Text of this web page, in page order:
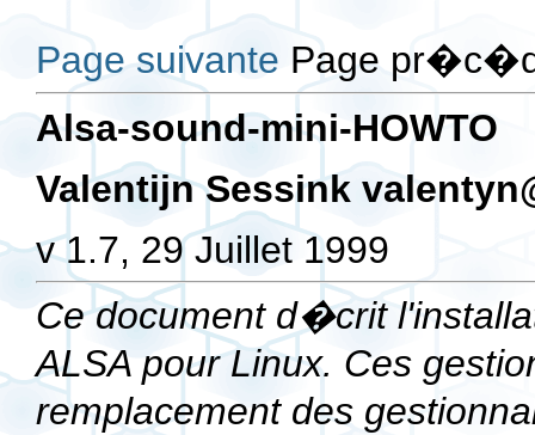
Page suivante Page
Alsa-sound-mini-HOWTO
Valentijn Sessink
v 1.7, 29 Juillet 1999
Ce document d�crit
ALSA pour Linux. Ces
remplacement des